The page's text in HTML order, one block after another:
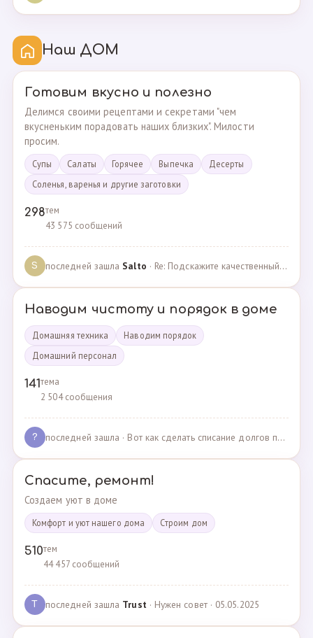
Наш ДОМ
Готовим вкусно и полезно
Делимся своими рецептами и секретами "чем
вкусненьким порадовать наших близких". Милости
просим.
Супы Cалаты Горячее Выпечка
Десерты
Соленья, варенья и другие заготовки
298тем
43 575 сообщений
S последней зашла Salto · Re: Подскажите качественный и крепкий капсульный ко… · 01.09.2024
Наводим чистоту и порядок в доме
Домашняя техника
Наводим порядок
Домашний персонал
141тема
2 504 сообщения
? последней зашла · Вот как сделать списание долгов по жкх? · 02.05.2025
Спасите, ремонт!
Создаем уют в доме
Комфорт и уют нашего дома Cтроим дом
510тем
44 457 сообщений
T последней зашла Trust · Нужен совет · 05.05.2025